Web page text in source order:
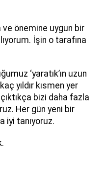
ve önemine uygun bir
İşin o tarafına
‘yaratık’ın uzun
yıldır kısmen yer
bizi daha fazla
Her gün yeni bir
iyi tanıyoruz.